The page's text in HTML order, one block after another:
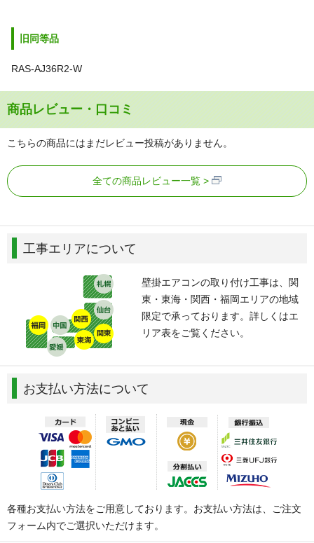
旧同等品
RAS-AJ36R2-W
商品レビュー・口コミ
こちらの商品にはまだレビュー投稿がありません。
全ての商品レビュー一覧
工事エリアについて
壁掛エアコンの取り付け工事は、関
東・東海・関西・福岡エリアの地域
限定で承っております。詳しくはエ
リア表をご覧ください。
お支払い方法について
各種お支払い方法をご用意しております。お支払い方法は、ご注文
フォーム内でご選択いただけます。